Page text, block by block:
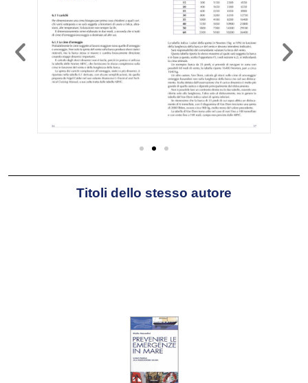
Cime a bordo ,I nodi in
barcae
Le navi achee nel mare
di Omero
(Edizioni il Frangente).
Ha scritto diversi articoli tecnici
per riviste specializzate e tiene
conferenze sui temi della
corrosione e della sicurezza in
Naviga su Imagine
Titoli dello stesso autore